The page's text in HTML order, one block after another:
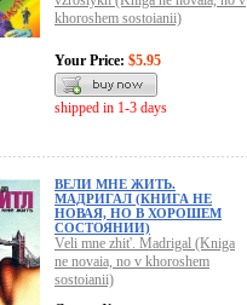
khoroshem sostoianii)
Your Price: $5.95
shipped in 1-3 days
ВЕЛИ МНЕ ЖИТЬ.
МАДРИГАЛ (КНИГА НЕ
НОВАЯ, НО В ХОРОШЕМ
СОСТОЯНИИ)
Veli mne zhit'. Madrigal (Kniga
ne novaia, no v khoroshem
sostoianii)